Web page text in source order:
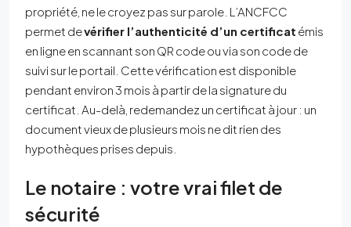
propriété, ne le croyez pas sur parole. L’ANCFCC
permet devérifier l’authenticité d’un certificat émis
en ligne en scannant son QR code ou via son code de
suivi sur le portail. Cette vérification est disponible
pendant environ 3 mois à partir de la signature du
certificat. Au-delà, redemandez un certificat à jour : un
document vieux de plusieurs mois ne dit rien des
hypothèques prises depuis.
Le notaire : votre vrai filet de
sécurité